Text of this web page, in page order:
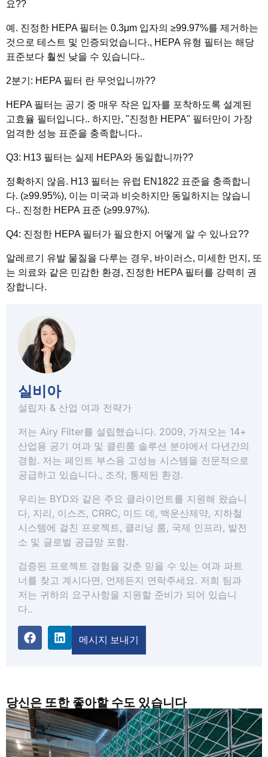
요??
예. 진정한 HEPA 필터는 0.3μm 입자의 ≥99.97%를 제거하는
것으로 테스트 및 인증되었습니다., HEPA 유형 필터는 해당
표준보다 훨씬 낮을 수 있습니다..
2분기: HEPA 필터 란 무엇입니까??
HEPA 필터는 공기 중 매우 작은 입자를 포착하도록 설계된
고효율 필터입니다.. 하지만, "진정한 HEPA" 필터만이 가장
엄격한 성능 표준을 충족합니다..
Q3: H13 필터는 실제 HEPA와 동일합니까??
정확하지 않음. H13 필터는 유럽 EN1822 표준을 충족합니
다. (≥99.95%), 이는 미국과 비슷하지만 동일하지는 않습니
다.. 진정한 HEPA 표준 (≥99.97%).
Q4: 진정한 HEPA 필터가 필요한지 어떻게 알 수 있나요??
알레르기 유발 물질을 다루는 경우, 바이러스, 미세한 먼지, 또
는 의료와 같은 민감한 환경, 진정한 HEPA 필터를 강력히 권
장합니다.
실비아
설립자 & 산업 여과 전략가
저는 Airy Filter를 설립했습니다. 2009, 가져오는 14+
산업용 공기 여과 및 클린룸 솔루션 분야에서 다년간의
경험. 저는 페인트 부스용 고성능 시스템을 전문적으로
공급하고 있습니다., 조작, 통제된 환경.
우리는 BYD와 같은 주요 클라이언트를 지원해 왔습니
다, 지리, 이스즈, CRRC, 미드 데, 백운산제약, 지하철
시스템에 걸친 프로젝트, 클리닝 룸, 국제 인프라, 발전
소 및 글로벌 공급망 포함.
검증된 프로젝트 경험을 갖춘 믿을 수 있는 여과 파트
너를 찾고 계시다면, 언제든지 연락주세요. 저희 팀과
저는 귀하의 요구사항을 지원할 준비가 되어 있습니
다..
메시지 보내기
당신은 또한 좋아할 수도 있습니다